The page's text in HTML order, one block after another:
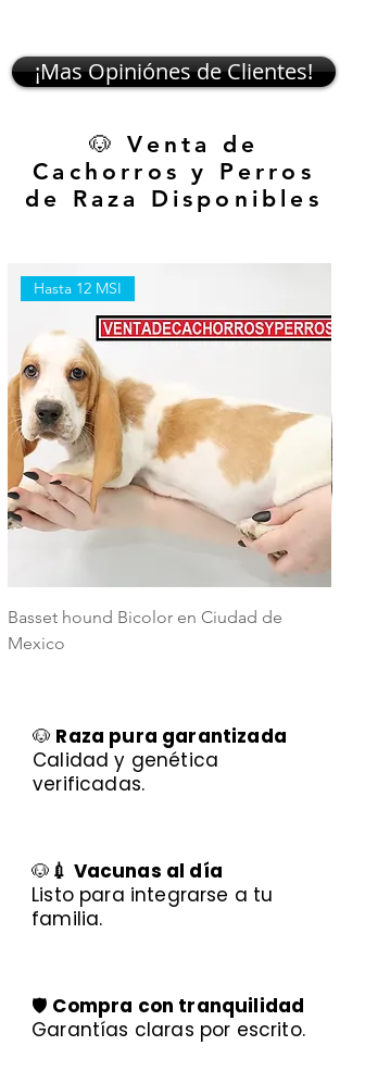
¡Mas Opiniónes de Clientes!
🐶 Venta de
Cachorros y Perros
de Raza Disponibles
Hasta 12 MSI
Basset hound Bicolor en Ciudad de
Mexico
🐶 Raza pura garantizada
Calidad y genética
verificadas.
🐶 💉 Vacunas al día
Listo para integrarse a tu
familia.
🛡️ Compra con tranquilidad
Garantías claras por escrito.